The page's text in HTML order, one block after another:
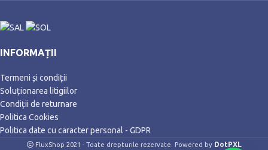
INFORMAȚII
Termeni și condiții
Soluționarea litigiilor
Condiții de returnare
Politica Cookies
Politica date cu caracter personal - GDPR
FluxShop 2021 - Toate drepturile rezervate. Powered by DotPXL